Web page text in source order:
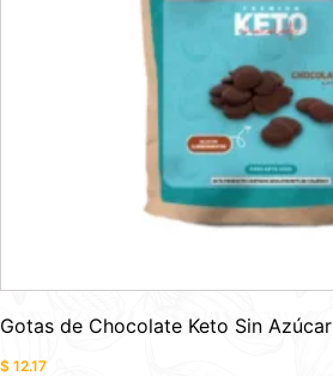
Gotas de Chocolate Keto Sin Azúcar
$ 12.17